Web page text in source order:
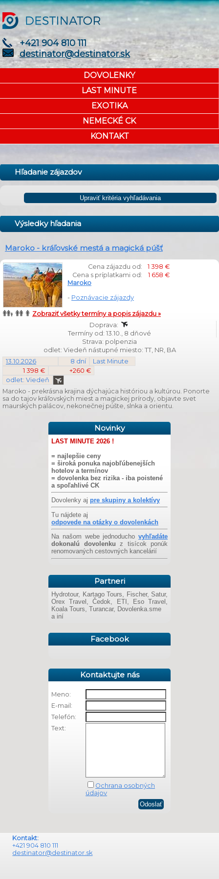
+421 904 810 111
destinator@destinator.sk
DOVOLENKY
LAST MINUTE
EXOTIKA
NEMECKÉ CK
KONTAKT
Hľadanie zájazdov
Výsledky hľadania
Maroko - kráľovské mestá a magická púšť
Cena zájazdu od:
1 398 €
Cena s príplatkami od:
1 658 €
Maroko
- Poznávacie zájazdy
Zobraziť všetky termíny a popis zájazdu »
Doprava:
Termíny od: 13.10., 8 dňové
Strava: polpenzia
odlet: Viedeň nástupné miesto: TT, NR, BA
13.10.2026
8 dní
Last Minute
1 398 €
+260 €
odlet: Viedeň
Maroko - prekrásna krajina dýchajúca históriou a kultúrou. Ponorte
sa do tajov kráľovských miest a magickej prírody, objavte svet
maurských palácov, nekonečnej púšte, slnka a orientu.
Novinky
LAST MINUTE 2026 !
= najlepšie ceny
= široká ponuka najobľúbenejších
hotelov a termínov
= dovolenka bez rizika - iba poistené
a spoľahlivé CK
Dovolenky aj pre skupiny a kolektívy
Tu nájdete aj
odpovede na otázky o dovolenkách
Na našom webe jednoducho vyhľadáte
dokonalú dovolenku z tisícok ponúk
renomovaných cestovných kancelárií
Partneri
Hydrotour, Kartago Tours, Fischer, Satur,
Orex Travel, Čedok, ETI, Eso Travel,
Koala Tours, Turancar, Dovolenka.sme
a iní
Facebook
Kontaktujte nás
Meno:
E-mail:
Telefón:
Text:
Ochrana osobných
údajov
Kontakt:
+421 904 810 111
destinator@destinator.sk